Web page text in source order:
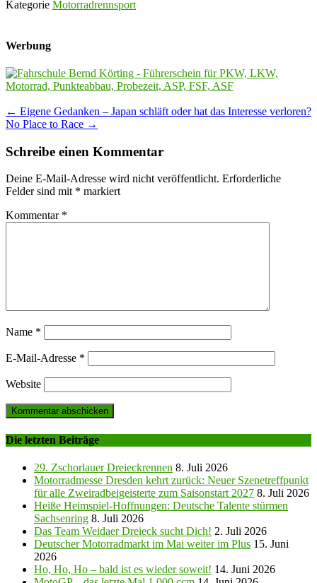
Kategorie Motorradrennsport
Werbung
Post
navigation
← Eigene Gedanken – Japan schläft oder hat das Interesse verloren?
No Place to Race →
Schreibe einen Kommentar
Deine E-Mail-Adresse wird nicht veröffentlicht. Erforderliche
Felder sind mit * markiert
Kommentar *
Name *
E-Mail-Adresse *
Website
Die letzten Beiträge
29. Zschorlauer Dreieckrennen 8. Juli 2026
Motorradmesse Dresden kehrt zurück: Neuer Szenetreffpunkt
für alle Zweiradbeigeisterte zum Saisonstart 2027 8. Juli 2026
Heiße Heimspiel-Hoffnungen: Deutsche Talente stürmen
Sachsenring 8. Juli 2026
Das Team Weidaer Dreieck sucht Dich! 2. Juli 2026
Deutscher Motorradmarkt im Mai weiter im Plus 15. Juni
2026
Ho, Ho, Ho – bald ist es wieder soweit! 14. Juni 2026